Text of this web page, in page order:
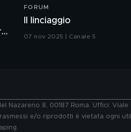
FORUM
Il linciaggio
07 nov 2025 | Canale 5
Nazareno 8, 00187 Roma. Uffici:
e/o riprodotti è vietata ogni